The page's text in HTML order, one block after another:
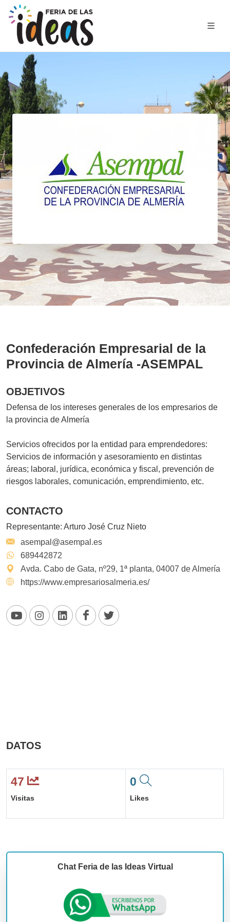
Confederación Empresarial de la
Provincia de Almería -ASEMPAL
OBJETIVOS
Defensa de los intereses generales de los empresarios de
la provincia de Almería
Servicios ofrecidos por la entidad para emprendedores:
Servicios de información y asesoramiento en distintas
áreas; laboral, jurídica, económica y fiscal, prevención de
riesgos laborales, comunicación, emprendimiento, etc.
CONTACTO
Representante: Arturo José Cruz Nieto
asempal@asempal.es
689442872
Avda. Cabo de Gata, nº29, 1ª planta, 04007 de Almería
https://www.empresariosalmeria.es/
DATOS
47
Visitas
0
Likes
Chat Feria de las Ideas Virtual